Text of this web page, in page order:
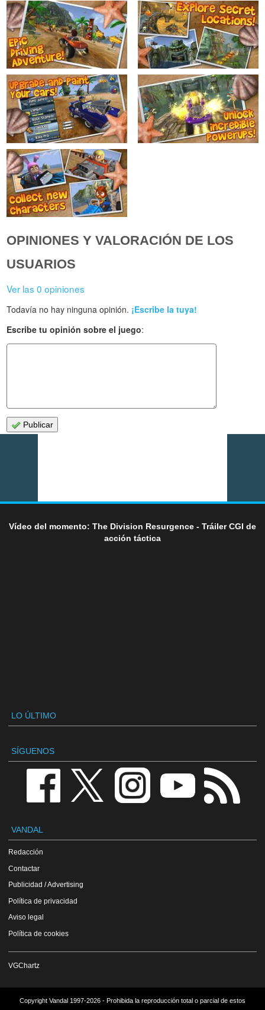
OPINIONES Y VALORACIÓN DE LOS
USUARIOS
Ver las 0 opiniones
Todavía no hay ninguna opinión. ¡Escribe la tuya!
Escribe tu opinión sobre el juego:
Publicar
Vídeo del momento: The Division Resurgence - Tráiler CGI de
acción táctica
LO ÚLTIMO
SÍGUENOS
VANDAL
Redacción
Contactar
Publicidad / Advertising
Política de privacidad
Aviso legal
Política de cookies
VGChartz
Copyright Vandal 1997-2026 - Prohibida la reproducción total o parcial de estos